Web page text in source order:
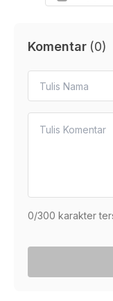
Komentar (0)
0/300 karakter